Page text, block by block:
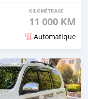
KILOMÉTRAGE
11 000 KM
Automatique